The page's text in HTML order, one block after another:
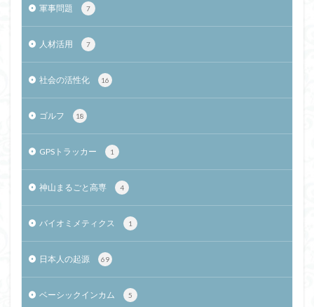
軍事問題 7
人材活用 7
社会の活性化 16
ゴルフ 18
GPSトラッカー 1
神山まるごと高専 4
バイオミメティクス 1
日本人の起源 69
ベーシックインカム 5